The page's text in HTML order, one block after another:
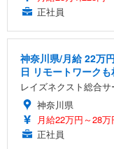
正社員
神奈川県/月給 22万
日 リモートワーク
レイズネクスト総合
神奈川県
月給22万円～28万
正社員